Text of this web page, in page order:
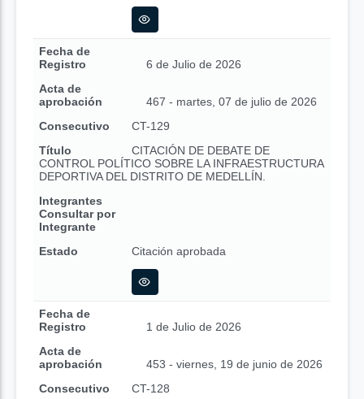
Fecha de
Registro
6 de Julio de 2026
Acta de
aprobación
467 - martes, 07 de julio de 2026
Consecutivo
CT-129
Título
CITACIÓN DE DEBATE DE
CONTROL POLÍTICO SOBRE LA INFRAESTRUCTURA
DEPORTIVA DEL DISTRITO DE MEDELLÍN.
Integrantes
Consultar por
Integrante
Estado
Citación aprobada
Fecha de
Registro
1 de Julio de 2026
Acta de
aprobación
453 - viernes, 19 de junio de 2026
Consecutivo
CT-128